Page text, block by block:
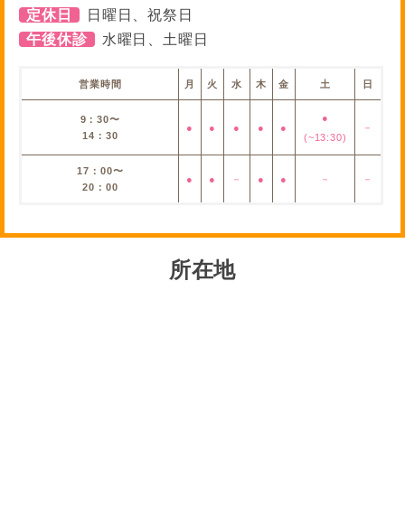
定休日
日曜日、祝祭日
午後休診
水曜日、土曜日
営業時間 月 火 水 木 金 土 日
9：30〜
14：30
● ● ● ● ●
●
(~13:30)
－
17：00〜
20：00
● ● － ● ● － －
所在地